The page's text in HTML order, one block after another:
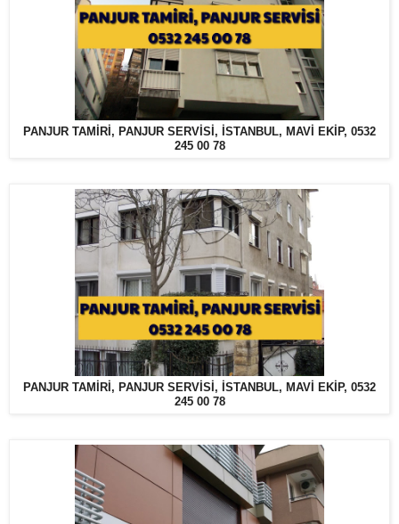
PANJUR TAMİRİ, PANJUR SERVİSİ, İSTANBUL, MAVİ EKİP, 0532
245 00 78
PANJUR TAMİRİ, PANJUR SERVİSİ, İSTANBUL, MAVİ EKİP, 0532
245 00 78